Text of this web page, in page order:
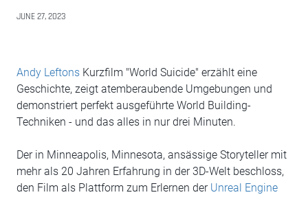
JUNE 27, 2023
Andy Leftons Kurzfilm "World Suicide" erzählt eine
Geschichte, zeigt atemberaubende Umgebungen und
demonstriert perfekt ausgeführte World Building-
Techniken - und das alles in nur drei Minuten.
Der in Minneapolis, Minnesota, ansässige Storyteller mit
mehr als 20 Jahren Erfahrung in der 3D-Welt beschloss,
den Film als Plattform zum Erlernen der Unreal Engine